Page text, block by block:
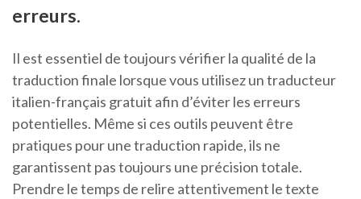
erreurs.
Il est essentiel de toujours vérifier la qualité de la
traduction finale lorsque vous utilisez un traducteur
italien-français gratuit afin d’éviter les erreurs
potentielles. Même si ces outils peuvent être
pratiques pour une traduction rapide, ils ne
garantissent pas toujours une précision totale.
Prendre le temps de relire attentivement le texte